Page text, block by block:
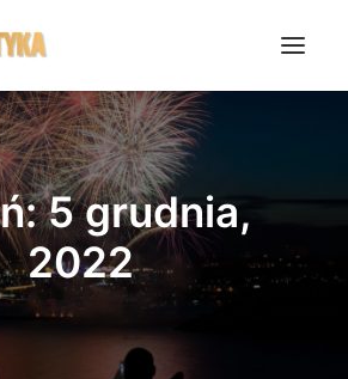
5 grudnia,
2022